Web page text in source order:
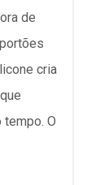
de
cria
tempo. O